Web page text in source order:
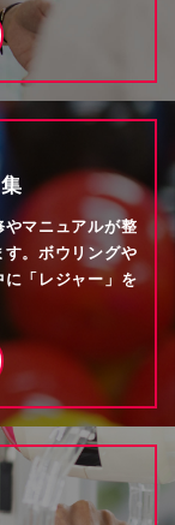
マニュアルが整
。ボウリングや
「レジャー」を